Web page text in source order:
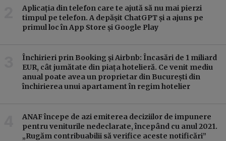
Aplicația din telefon care te ajută să nu mai pierzi
timpul pe telefon. A depășit ChatGPT și a ajuns pe
primul loc în App Store și Google Play
Închirieri prin Booking și Airbnb: Încasări de 1 miliard
EUR, cât jumătate din piața hotelieră. Ce venit mediu
anual poate avea un proprietar din București din
închirierea unui apartament în regim hotelier
ANAF începe de azi emiterea deciziilor de impunere
pentru veniturile nedeclarate, începând cu anul 2021.
„Rugăm contribuabilii să verifice aceste notificări”